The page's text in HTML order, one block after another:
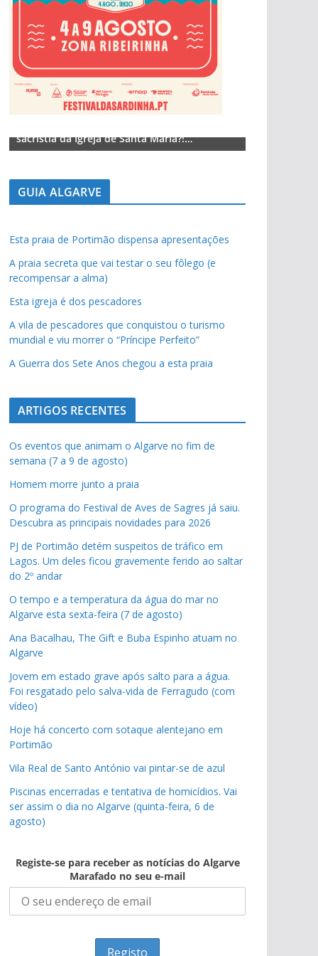
sacristia da Igreja de Santa Maria?!…
GUIA ALGARVE
Esta praia de Portimão dispensa apresentações
A praia secreta que vai testar o seu fôlego (e
recompensar a alma)
Esta igreja é dos pescadores
A vila de pescadores que conquistou o turismo
mundial e viu morrer o “Príncipe Perfeito”
A Guerra dos Sete Anos chegou a esta praia
ARTIGOS RECENTES
Os eventos que animam o Algarve no fim de
semana (7 a 9 de agosto)
Homem morre junto a praia
O programa do Festival de Aves de Sagres já saiu.
Descubra as principais novidades para 2026
PJ de Portimão detém suspeitos de tráfico em
Lagos. Um deles ficou gravemente ferido ao saltar
do 2º andar
O tempo e a temperatura da água do mar no
Algarve esta sexta-feira (7 de agosto)
Ana Bacalhau, The Gift e Buba Espinho atuam no
Algarve
Jovem em estado grave após salto para a água.
Foi resgatado pelo salva-vida de Ferragudo (com
vídeo)
Hoje há concerto com sotaque alentejano em
Portimão
Vila Real de Santo António vai pintar-se de azul
Piscinas encerradas e tentativa de homicídios. Vai
ser assim o dia no Algarve (quinta-feira, 6 de
agosto)
Registe-se para receber as notícias do Algarve
Marafado no seu e-mail